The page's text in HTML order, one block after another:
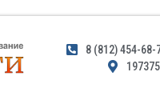
8 (812) 454-68-